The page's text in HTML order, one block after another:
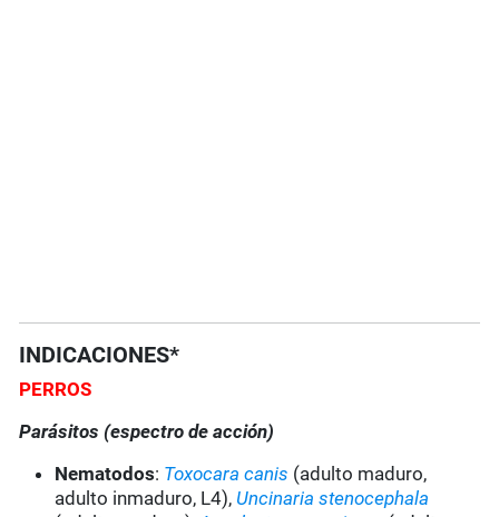
INDICACIONES*
PERROS
Parásitos (espectro de acción)
Nematodos: Toxocara canis (adulto maduro,
adulto inmaduro, L4), Uncinaria stenocephala